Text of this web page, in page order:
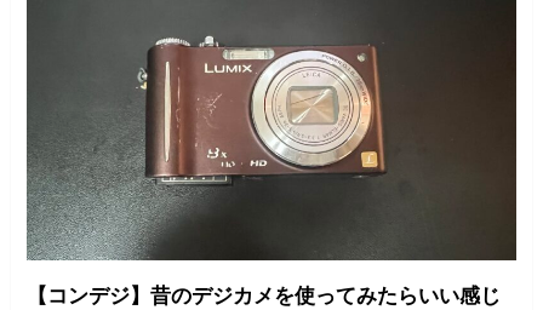
【コンデジ】昔のデジカメを使ってみたらいい感じ